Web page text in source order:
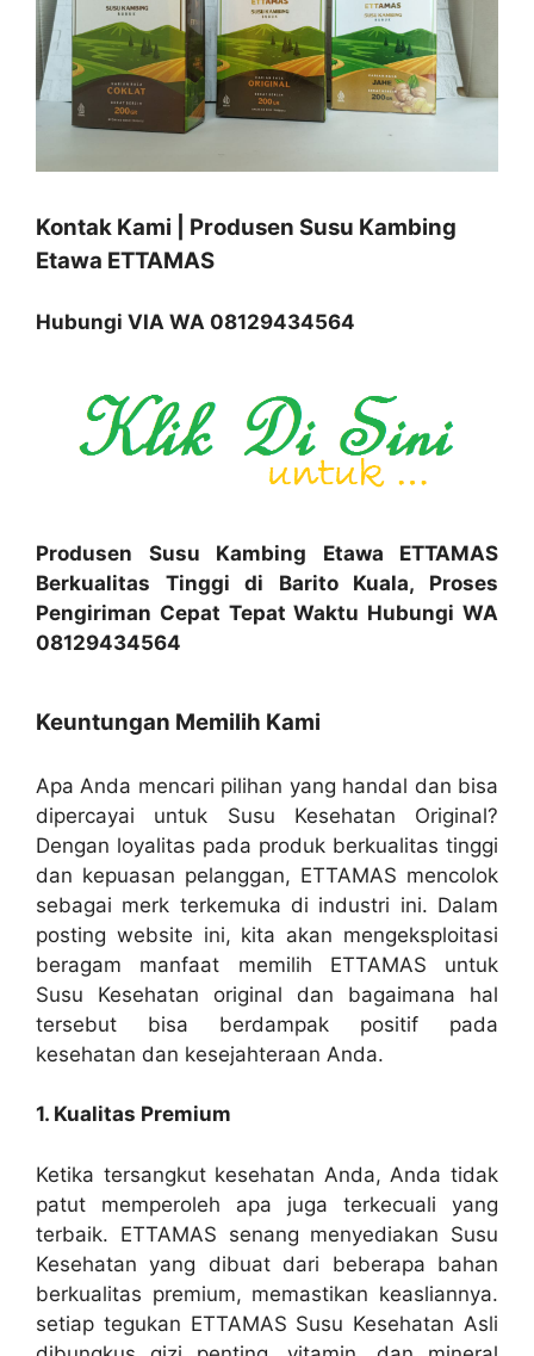
Kontak Kami | Produsen Susu Kambing
Etawa ETTAMAS
Hubungi VIA WA 08129434564
Produsen Susu Kambing Etawa ETTAMAS
Berkualitas Tinggi di Barito Kuala, Proses
Pengiriman Cepat Tepat Waktu Hubungi WA
08129434564
Keuntungan Memilih Kami
Apa Anda mencari pilihan yang handal dan bisa
dipercayai untuk Susu Kesehatan Original?
Dengan loyalitas pada produk berkualitas tinggi
dan kepuasan pelanggan, ETTAMAS mencolok
sebagai merk terkemuka di industri ini. Dalam
posting website ini, kita akan mengeksploitasi
beragam manfaat memilih ETTAMAS untuk
Susu Kesehatan original dan bagaimana hal
tersebut bisa berdampak positif pada
kesehatan dan kesejahteraan Anda.
1. Kualitas Premium
Ketika tersangkut kesehatan Anda, Anda tidak
patut memperoleh apa juga terkecuali yang
terbaik. ETTAMAS senang menyediakan Susu
Kesehatan yang dibuat dari beberapa bahan
berkualitas premium, memastikan keasliannya.
setiap tegukan ETTAMAS Susu Kesehatan Asli